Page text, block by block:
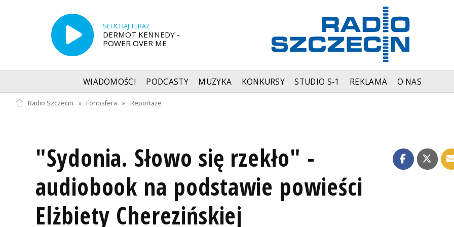
SŁUCHAJ TERAZ
DERMOT KENNEDY -
POWER OVER ME
WIADOMOŚCI PODCASTY MUZYKA KONKURSY STUDIO S-1 REKLAMA O NAS
Radio Szczecin » Fonosfera » Reportaże
"Sydonia. Słowo się rzekło" -
audiobook na podstawie powieści
Elżbiety Cherezińskiej